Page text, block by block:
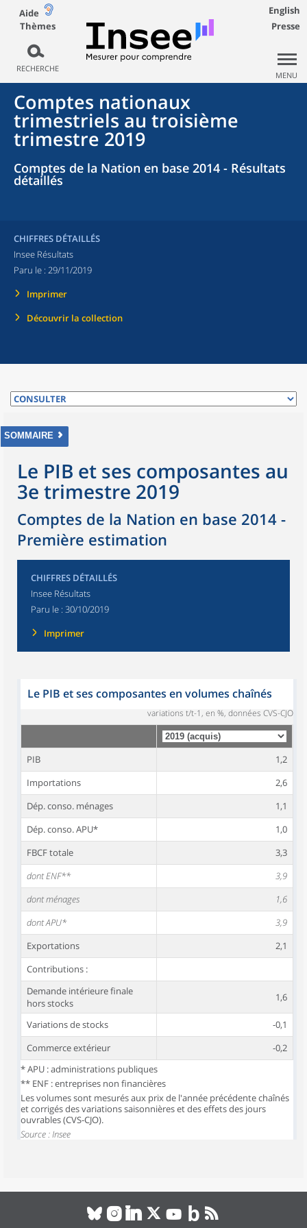
Aide
Thèmes
RECHERCHE
English
Presse
MENU
Comptes nationaux
trimestriels au troisième
trimestre 2019
Comptes de la Nation en base 2014 - Résultats
détaillés
CHIFFRES DÉTAILLÉS
Insee Résultats
Paru le : 29/11/2019
Imprimer
Découvrir la collection
SOMMAIRE
Le PIB et ses composantes au
3e trimestre 2019
Comptes de la Nation en base 2014 -
Première estimation
CHIFFRES DÉTAILLÉS
Insee Résultats
Paru le : 30/10/2019
Imprimer
Le PIB et ses composantes en volumes chaînés
variations t/t-1, en %, données CVS-CJO
PIB
1,2
Importations
2,6
Dép. conso. ménages
1,1
Dép. conso. APU*
1,0
FBCF totale
3,3
dont ENF**
3,9
dont ménages
1,6
dont APU*
3,9
Exportations
2,1
Contributions :
Demande intérieure finale
hors stocks
1,6
Variations de stocks
-0,1
Commerce extérieur
-0,2
* APU : administrations publiques
** ENF : entreprises non financières
Les volumes sont mesurés aux prix de l'année précédente chaînés
et corrigés des variations saisonnières et des effets des jours
ouvrables (CVS-CJO).
Source : Insee